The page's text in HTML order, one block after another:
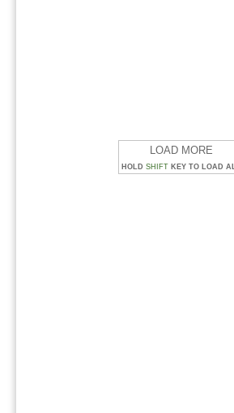
LOAD MORE
HOLD SHIFT KEY TO LOAD